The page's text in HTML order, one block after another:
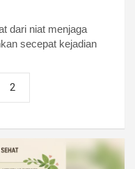
dari niat menjaga
secepat kejadian
2